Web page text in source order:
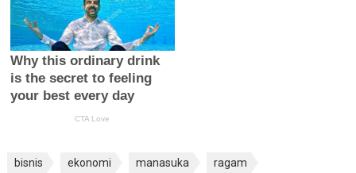
bisnis ekonomi manasuka ragam